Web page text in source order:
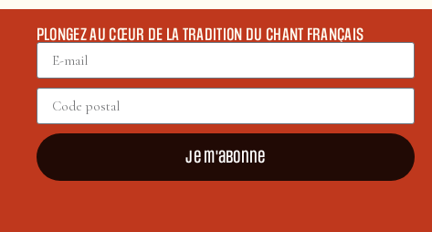
PLONGEZ AU CŒUR DE LA TRADITION DU CHANT FRANÇAIS
Je m'abonne